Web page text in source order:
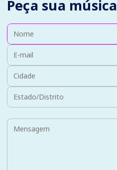
Peça sua música
Nome:
E-mail:
Cidade:
Estado/Distrito: